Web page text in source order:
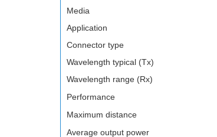
Media
Application
Connector type
Wavelength typical (Tx)
Wavelength range (Rx)
Performance
Maximum distance
Average output power